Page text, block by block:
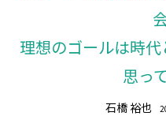
理想のゴールは時代
思っ
石橋 裕也